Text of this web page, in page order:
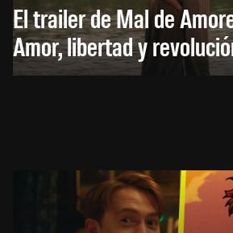
El trailer de Mal de
Amor, libertad y